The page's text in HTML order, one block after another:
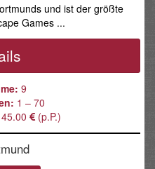
und ist der größte
Games ...
9
1 – 70
(p.P.)